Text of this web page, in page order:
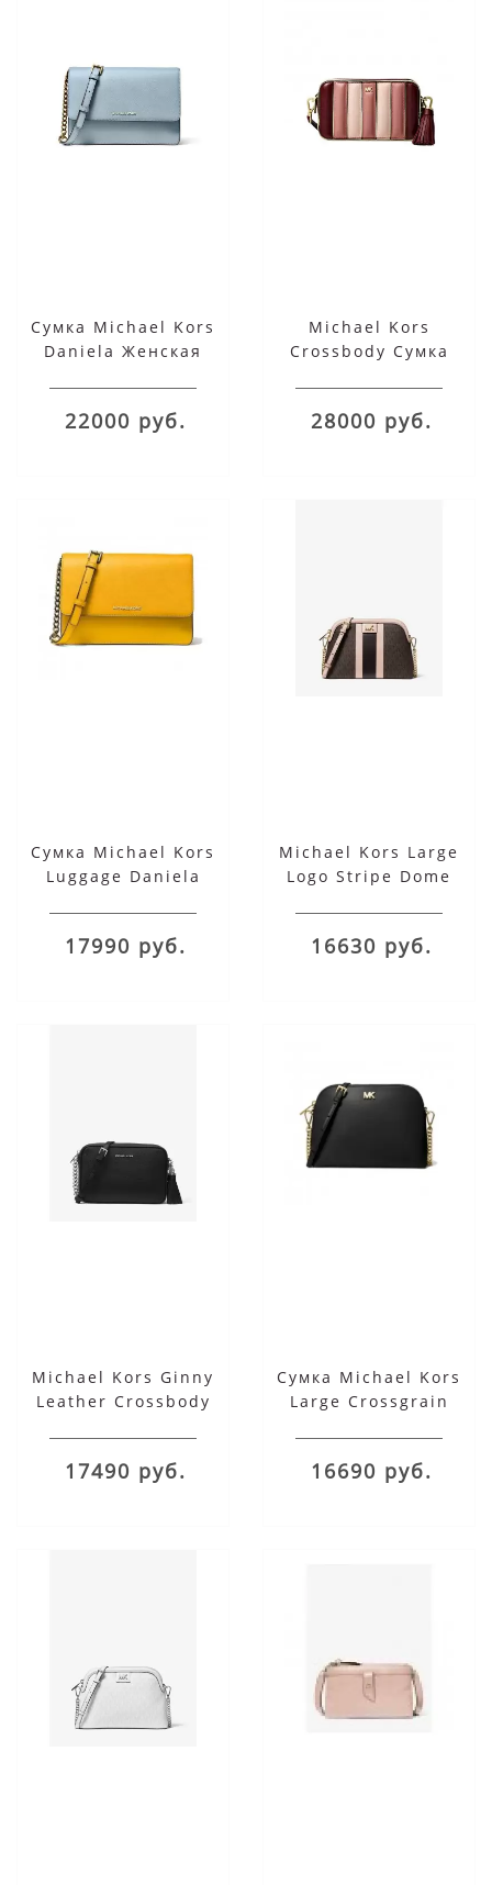
Сумка Michael Kors
Daniela Женская
22000 руб.
Michael Kors
Crossbody Сумка
28000 руб.
Сумка Michael Kors
Luggage Daniela
17990 руб.
Michael Kors Large
Logo Stripe Dome
16630 руб.
Michael Kors Ginny
Leather Crossbody
17490 руб.
Сумка Michael Kors
Large Crossgrain
16690 руб.